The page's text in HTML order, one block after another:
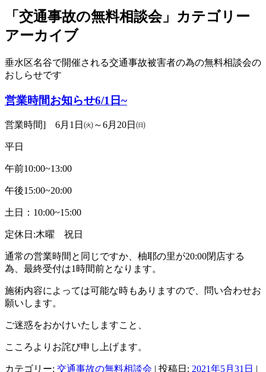
「 交通事故の無料相談会」カテゴリー
アーカイブ
垂水区名谷で開催される交通事故被害者の為の無料相談会の
おしらせです
営業時間お知らせ6/1日~
営業時間] 6月1日㈫～6月20日㈰
平日
午前10:00~13:00
午後15:00~20:00
土日：10:00~15:00
定休日:木曜 祝日
通常の営業時間と同じですか、柚耶の里が20:00閉店する
為、最終受付は1時間前となります。
施術内容によっては可能な時もありますので、問い合わせお
願いします。
ご迷惑をおかけいたしますこと、
こころよりお詫び申し上げます。
カテゴリー: 交通事故の無料相談会 | 投稿日: 2021年5月31日 |